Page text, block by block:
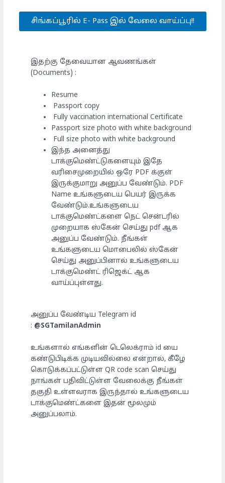
சிங்கப்பூரில் E- Pass இல் வேலை வாய்ப்பு!!
இதற்கு தேவையான ஆவணங்கள்
(Documents) :
Resume
Passport copy
Fully vaccination international Certificate
Passport size photo with white background
Full size photo with white background
இந்த அனைத்து
டாக்குமெண்ட்டுகளையும் இதே
வரிசைமுறையில் ஒரே PDF க்குள்
இருக்குமாறு அனுப்ப வேண்டும். PDF
Name உங்களுடைய பெயர் இருக்க
வேண்டும்.உங்களுடைய
டாக்குமெண்ட்களை நெட் சென்டரில்
முறையாக ஸ்கேன் செய்து pdf ஆக
அனுப்ப வேண்டும். நீங்கள்
உங்களுடைய மொபைலில் ஸ்கேன்
செய்து அனுப்பினால் உங்களுடைய
டாக்குமெண்ட் ரிஜெக்ட் ஆக
வாய்ப்புள்ளது.
அனுப்ப வேண்டிய Telegram id
: @SGTamilanAdmin
உங்களால் எங்களின் டெலெக்ராம் id யை
கண்டுபிடிக்க முடியவில்லை என்றால், கீழே
கொடுக்கப்பட்டுள்ள QR code scan செய்து
நாங்கள் பதிவிட்டுள்ள வேலைக்கு நீங்கள்
தகுதி உள்ளவராக இருந்தால் உங்களுடைய
டாக்குமெண்ட்களை இதன் மூலமும்
அனுப்பலாம்.